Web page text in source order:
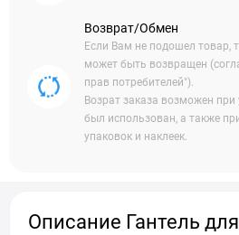
Возврат/Обмен
Если Вам не подошел товар,
может быть возвращен
прав потребителей").
Возрат заказа возможен при
был использован, а также
упаковок и наклеек.
Описание Гантель